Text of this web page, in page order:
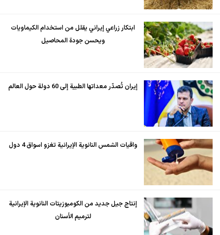
ابتكار زراعي إيراني يقلل من استخدام الكيماويات
ويحسن جودة المحاصيل
إيران تُصدّر معداتها الطبية إلى 60 دولة حول العالم
واقيات الشمس النانوية الإيرانية تغزو اسواق 4 دول
إنتاج جيل جديد من الكومبوزيتات النانوية الإيرانية
لترميم الأسنان